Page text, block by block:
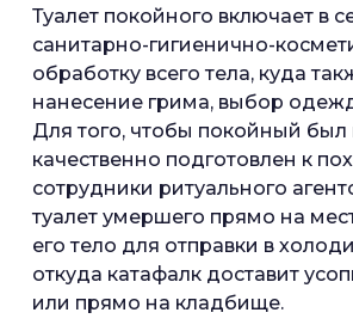
Туалет покойного включает в
санитарно-гигиенично-
обработку всего тела, куда
нанесение грима, выбор
Для того, чтобы покойный был
качественно подготовлен к
сотрудники ритуального
туалет умершего прямо на
его тело для отправки в
откуда катафалк доставит
или прямо на кладбище.